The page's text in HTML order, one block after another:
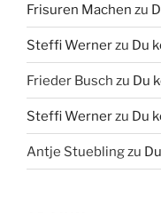
Frisuren Machen zu
Steffi Wernerzu Du
Frieder Busch zu Du
Steffi Wernerzu Du
Antje Stueblingzu